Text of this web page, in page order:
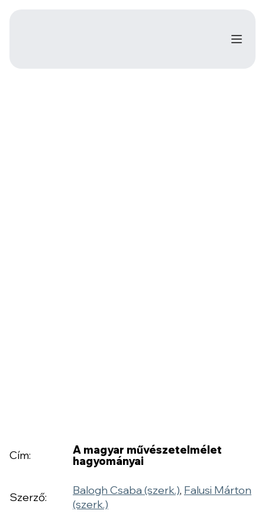
Cím:
A magyar művészetelmélet
hagyományai
Szerző:
Balogh Csaba (szerk.), Falusi Márton
(szerk.)